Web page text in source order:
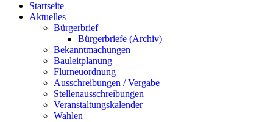
Startseite
Aktuelles
Bürgerbrief
Bürgerbriefe (Archiv)
Bekanntmachungen
Bauleitplanung
Flurneuordnung
Ausschreibungen / Vergabe
Stellenausschreibungen
Veranstaltungskalender
Wahlen